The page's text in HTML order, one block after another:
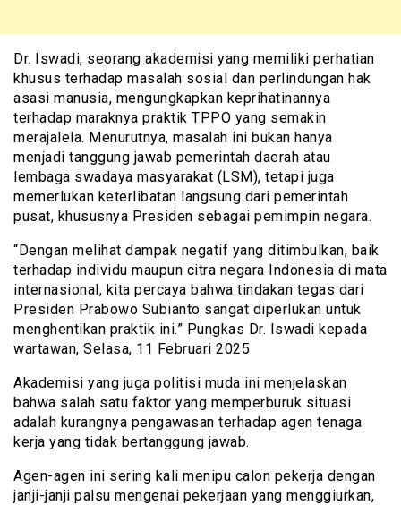
Dr. Iswadi, seorang akademisi yang memiliki perhatian
khusus terhadap masalah sosial dan perlindungan hak
asasi manusia, mengungkapkan keprihatinannya
terhadap maraknya praktik TPPO yang semakin
merajalela. Menurutnya, masalah ini bukan hanya
menjadi tanggung jawab pemerintah daerah atau
lembaga swadaya masyarakat (LSM), tetapi juga
memerlukan keterlibatan langsung dari pemerintah
pusat, khususnya Presiden sebagai pemimpin negara.
“Dengan melihat dampak negatif yang ditimbulkan, baik
terhadap individu maupun citra negara Indonesia di mata
internasional, kita percaya bahwa tindakan tegas dari
Presiden Prabowo Subianto sangat diperlukan untuk
menghentikan praktik ini.” Pungkas Dr. Iswadi kepada
wartawan, Selasa, 11 Februari 2025
Akademisi yang juga politisi muda ini menjelaskan
bahwa salah satu faktor yang memperburuk situasi
adalah kurangnya pengawasan terhadap agen tenaga
kerja yang tidak bertanggung jawab.
Agen-agen ini sering kali menipu calon pekerja dengan
janji-janji palsu mengenai pekerjaan yang menggiurkan,